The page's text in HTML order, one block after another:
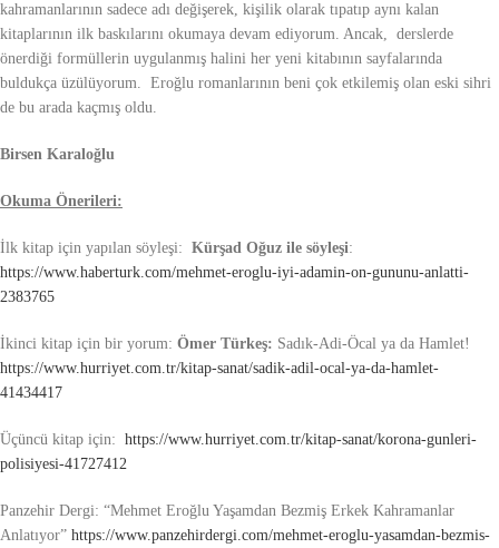
kahramanlarının sadece adı değişerek, kişilik olarak tıpatıp aynı kalan
kitaplarının ilk baskılarını okumaya devam ediyorum. Ancak, derslerde
önerdiği formüllerin uygulanmış halini her yeni kitabının sayfalarında
buldukça üzülüyorum. Eroğlu romanlarının beni çok etkilemiş olan eski sihri
de bu arada kaçmış oldu.
Birsen Karaloğlu
Okuma Önerileri:
İlk kitap için yapılan söyleşi: Kürşad Oğuz ile söyleşi:
https://www.haberturk.com/mehmet-eroglu-iyi-adamin-on-gununu-anlatti-
2383765
İkinci kitap için bir yorum: Ömer Türkeş: Sadık-Adi-Öcal ya da Hamlet!
https://www.hurriyet.com.tr/kitap-sanat/sadik-adil-ocal-ya-da-hamlet-
41434417
Üçüncü kitap için: https://www.hurriyet.com.tr/kitap-sanat/korona-gunleri-
polisiyesi-41727412
Panzehir Dergi: “Mehmet Eroğlu Yaşamdan Bezmiş Erkek Kahramanlar
Anlatıyor” https://www.panzehirdergi.com/mehmet-eroglu-yasamdan-bezmis-